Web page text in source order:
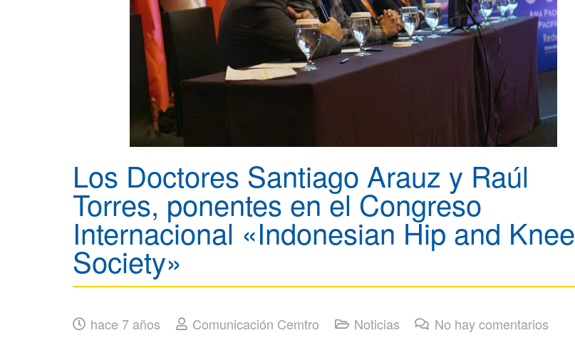
Los Doctores Santiago Arauz y Raúl
Torres, ponentes en el Congreso
Internacional «Indonesian Hip and Knee
Society»
hace 7 años Comunicación Cemtro Noticias No hay comentarios